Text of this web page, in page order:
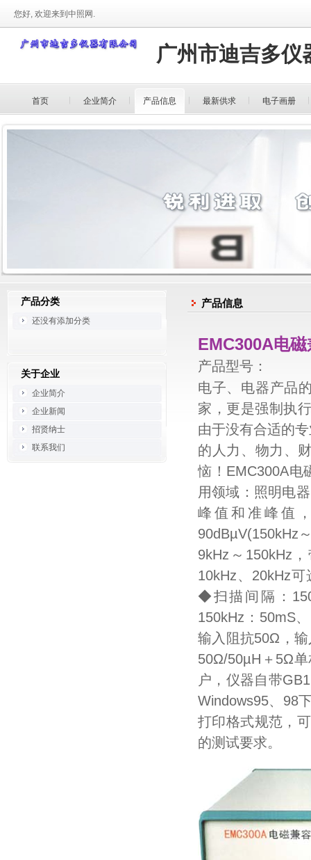
您好, 欢迎来到中照网.
广州市迪吉多仪
首页 企业简介 产品信息 最新供求 电子画册
产品信息
EMC300A电
产品型号：
电子、电器产品
家，更是强制执
由于没有合适的
的人力、物力、
恼！EMC300A电
用领域：照明电
峰值和准峰值，
90dBµV(150kHz
9kHz～150kHz
10kHz、20kHz
◆扫描间隔：
150kHz：50mS
输入阻抗50Ω，
50Ω/50µH＋5Ω
户，仪器自带
Windows95、98
打印格式规范，
的测试要求。
产品分类
还没有添加分类
关于企业
企业简介
企业新闻
招贤纳士
联系我们